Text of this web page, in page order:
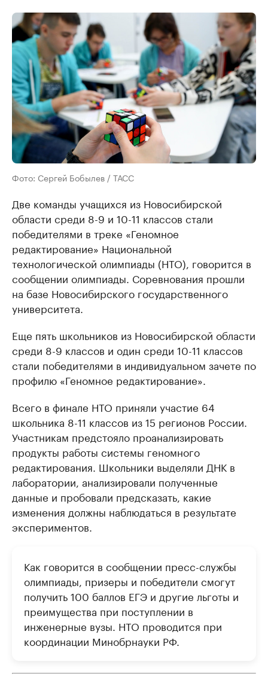
Фото: Сергей Бобылев / ТАСС
Две команды учащихся из Новосибирской
области среди 8-9 и 10-11 классов стали
победителями в треке «Геномное
редактирование» Национальной
технологической олимпиады (НТО), говорится в
сообщении олимпиады. Соревнования прошли
на базе Новосибирского государственного
университета.
Еще пять школьников из Новосибирской области
среди 8-9 классов и один среди 10-11 классов
стали победителями в индивидуальном зачете по
профилю «Геномное редактирование».
Всего в финале НТО приняли участие 64
школьника 8-11 классов из 15 регионов России.
Участникам предстояло проанализировать
продукты работы системы геномного
редактирования. Школьники выделяли ДНК в
лаборатории, анализировали полученные
данные и пробовали предсказать, какие
изменения должны наблюдаться в результате
экспериментов.
Как говорится в сообщении пресс-службы
олимпиады, призеры и победители смогут
получить 100 баллов ЕГЭ и другие льготы и
преимущества при поступлении в
инженерные вузы. НТО проводится при
координации Минобрнауки РФ.